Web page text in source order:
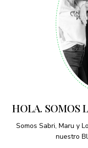
HOLA. SOMOS
Somos Sabri, Maru y
nuestro